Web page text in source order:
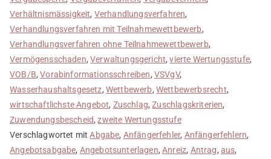
Verhältnismässigkeit, Verhandlungsverfahren,
Verhandlungsverfahren mit Teilnahmewettbewerb,
Verhandlungsverfahren ohne Teilnahmewettbewerb,
Vermögensschaden,Verwaltungsgericht,vierte Wertungsstufe,
VOB/B,Vorabinformationsschreiben, VSVgV,
Wasserhaushaltsgesetz, Wettbewerb, Wettbewerbsrecht,
wirtschaftlichste Angebot, Zuschlag,Zuschlagskriterien,
Zuwendungsbescheid,zweite Wertungsstufe
Verschlagwortet mitAbgabe, Anfängerfehler, Anfängerfehlern,
Angebotsabgabe, Angebotsunterlagen,Anreiz, Antrag, aus,